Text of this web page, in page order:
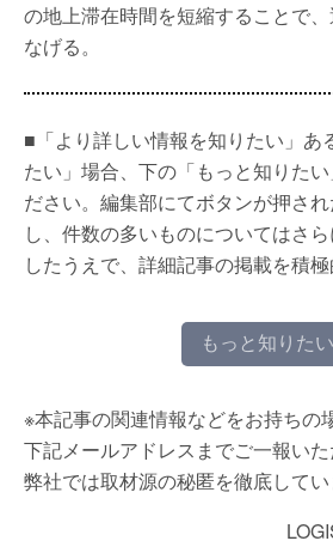
の地上滞在時間を短縮することで
なげる。
■「より詳しい情報を知りたい」あ
たい」場合、下の「もっと知りた
ださい。編集部にてボタンが押さ
し、件数の多いものについてはさ
したうえで、詳細記事の掲載を積極
もっと知りたい
※本記事の関連情報などをお持ちの
下記メールアドレスまでご一報いた
弊社では取材源の秘匿を徹底してい